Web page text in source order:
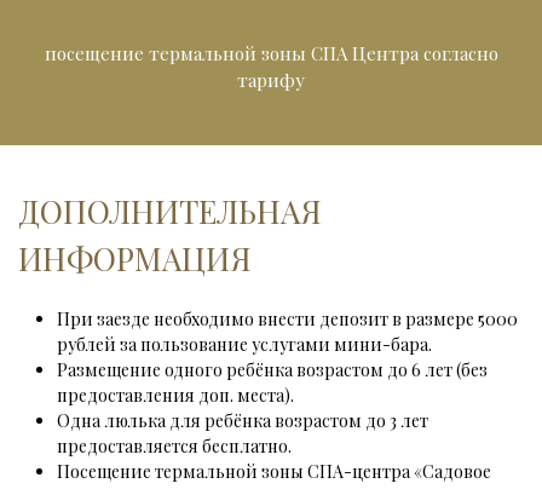
посещение термальной зоны СПА Центра согласно
тарифу
ДОПОЛНИТЕЛЬНАЯ
ИНФОРМАЦИЯ
При заезде необходимо внести депозит в размере 5000
рублей за пользование услугами мини-бара.
Размещение одного ребёнка возрастом до 6 лет (без
предоставления доп. места).
Одна люлька для ребёнка возрастом до 3 лет
предоставляется бесплатно.
Посещение термальной зоны СПА-центра «Садовое